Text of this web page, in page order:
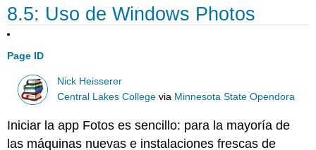
8.5: Uso de Windows Photos
Page ID
Nick Heisserer
Central Lakes College via Minnesota State Opendora
Iniciar la app Fotos es sencillo: para la mayoría de
las máquinas nuevas e instalaciones frescas de